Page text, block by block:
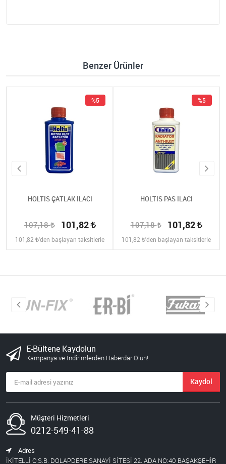
Benzer Ürünler
HOLTİS ÇATLAK İLACI
107,18 101,82
%5
101,82 'den başlayan taksitlerle
HOLTİS PAS İLACI
107,18 101,82
%5
101,82 'den başlayan taksitlerle
E-Bültene Kaydolun
Kampanya ve İndirimlerden Haberdar Olun!
Kaydol
Müşteri Hizmetleri
0212-549-41-88
Adres
İKİTELLİ O.S.B. DOLAPDERE SANAYİ SİTESİ 22. ADA NO:40 BAŞAKŞEHİR